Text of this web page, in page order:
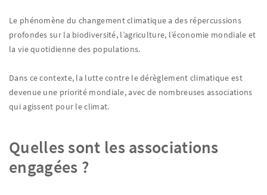
Le phénomène du changement climatique a des répercussions
profondes sur la biodiversité, l’agriculture, l’économie mondiale et
la vie quotidienne des populations.
Dans ce contexte, la lutte contre le dérèglement climatique est
devenue une priorité mondiale, avec de nombreuses associations
qui agissent pour le climat.
Quelles sont les associations
engagées ?